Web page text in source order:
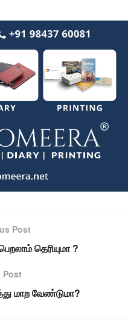
Post
தெரியுமா ?
Post
மாற வேண்டுமா?